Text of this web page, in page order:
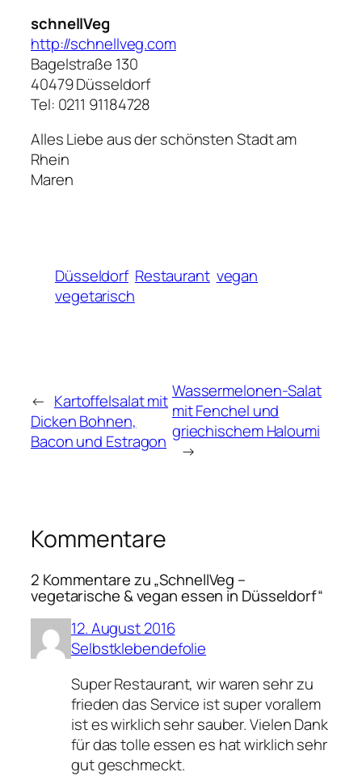
schnellVeg
http://schnellveg.com
Bagelstraße 130
40479 Düsseldorf
Tel: 0211 91184728
Alles Liebe aus der schönsten Stadt am
Rhein
Maren
Düsseldorf Restaurant vegan
vegetarisch
← Kartoffelsalat mit
Dicken Bohnen,
Bacon und Estragon
Wassermelonen-Salat
mit Fenchel und
griechischem Haloumi
→
Kommentare
2 Kommentare zu „SchnellVeg –
vegetarische & vegan essen in Düsseldorf“
12. August 2016
Selbstklebendefolie
Super Restaurant, wir waren sehr zu
frieden das Service ist super vorallem
ist es wirklich sehr sauber. Vielen Dank
für das tolle essen es hat wirklich sehr
gut geschmeckt.